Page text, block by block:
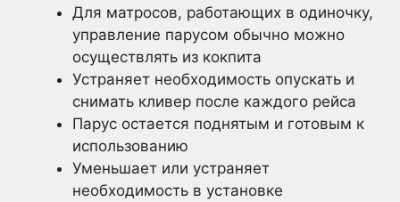
Для матросов, работающих в одиночку,
управление парусом обычно можно
осуществлять из кокпита
Устраняет необходимость опускать и
снимать кливер после каждого рейса
Парус остается поднятым и готовым к
использованию
Уменьшает или устраняет
необходимость в установке